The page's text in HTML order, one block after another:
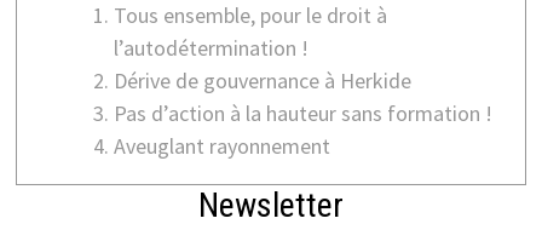
Tous ensemble, pour le droit à
l’autodétermination !
Dérive de gouvernance à Herkide
Pas d’action à la hauteur sans formation !
Aveuglant rayonnement
Newsletter